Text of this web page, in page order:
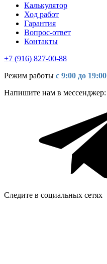
Калькулятор
Ход работ
Гарантия
Вопрос-ответ
Контакты
+7 (916) 827-00-88
Режим работы с 9:00 до 19:00
Напишите нам в мессенджер:
Следите в социальных сетях